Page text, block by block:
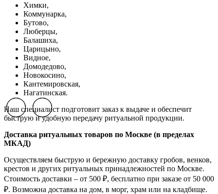
Химки,
Коммунарка,
Бутово,
Люберцы,
Балашиха,
Царицыно,
Видное,
Домодедово,
Новокосино,
Кантемировская,
Нагатинская.
Наш специалист подготовит заказ к выдаче и обеспечит
быструю и удобную передачу ритуальной продукции.
Доставка ритуальных товаров по Москве (в пределах
МКАД)
Осуществляем быструю и бережную доставку гробов, венков,
крестов и других ритуальных принадлежностей по Москве.
Стоимость доставки – от 500 ₽, бесплатно при заказе от 50 000
₽. Возможна доставка на дом, в морг, храм или на кладбище.
Previous slideNext slide
Previous slideNext slide
Previous slideNext slide